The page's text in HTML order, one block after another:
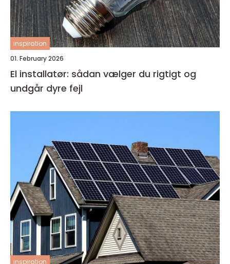
inspiration
01. February 2026
El installatør: sådan vælger du rigtigt og
undgår dyre fejl
inspiration